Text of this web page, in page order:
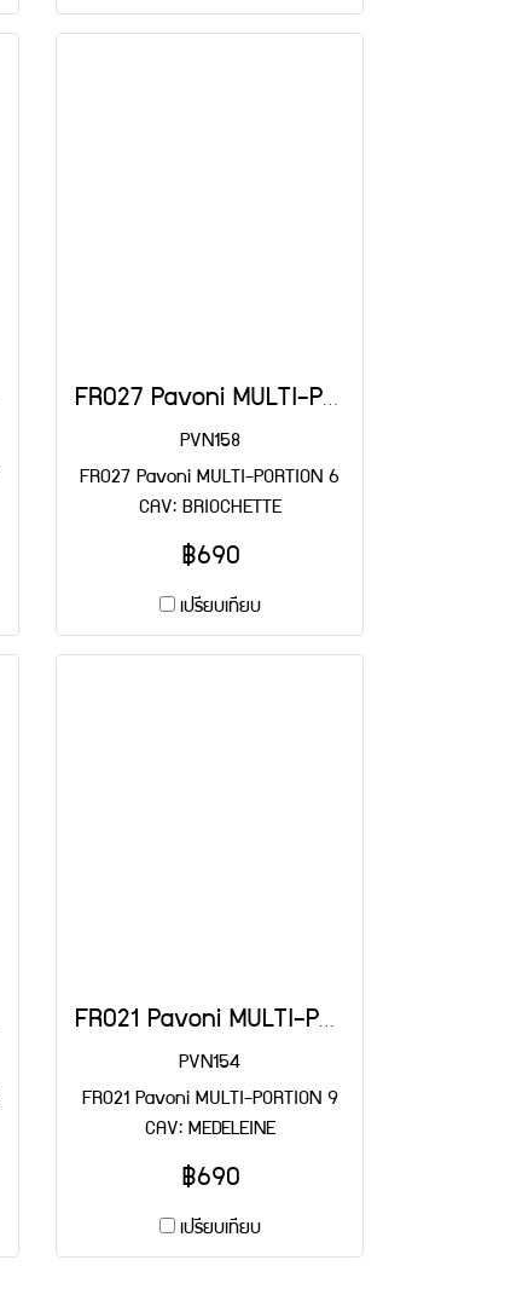
FR027 Pavoni MULTI-PORTION 6 CAV: BRIOCHETTE
PVN158
FR027 Pavoni MULTI-PORTION 6
CAV: BRIOCHETTE
฿690
เปรียบเทียบ
FR021 Pavoni MULTI-PORTION 9 CAV: MEDELEINE
PVN154
FR021 Pavoni MULTI-PORTION 9
CAV: MEDELEINE
฿690
เปรียบเทียบ